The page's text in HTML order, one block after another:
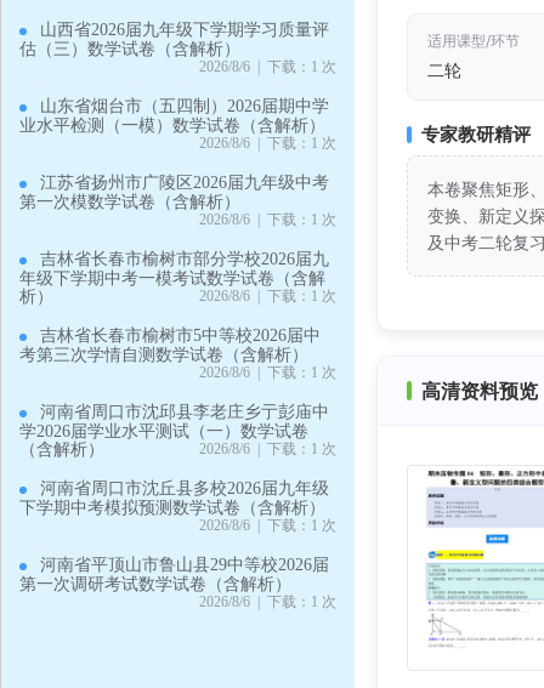
山西省2026届九年级下学期学习质量评
估（三）数学试卷（含解析）
2026/8/6 | 下载：1 次
山东省烟台市（五四制）2026届期中学
业水平检测（一模）数学试卷（含解析）
2026/8/6 | 下载：1 次
江苏省扬州市广陵区2026届九年级中考
第一次模数学试卷（含解析）
2026/8/6 | 下载：1 次
吉林省长春市榆树市部分学校2026届九
年级下学期中考一模考试数学试卷（含解
析）
2026/8/6 | 下载：1 次
吉林省长春市榆树市5中等校2026届中
考第三次学情自测数学试卷（含解析）
2026/8/6 | 下载：1 次
河南省周口市沈邱县李老庄乡亍彭庙中
学2026届学业水平测试（一）数学试卷
（含解析）
2026/8/6 | 下载：1 次
河南省周口市沈丘县多校2026届九年级
下学期中考模拟预测数学试卷（含解析）
2026/8/6 | 下载：1 次
河南省平顶山市鲁山县29中等校2026届
第一次调研考试数学试卷（含解析）
2026/8/6 | 下载：1 次
适用课型/环节
二轮
专家教研精评
本卷聚焦矩形
变换、新定义
及中考二轮复
高清资料预